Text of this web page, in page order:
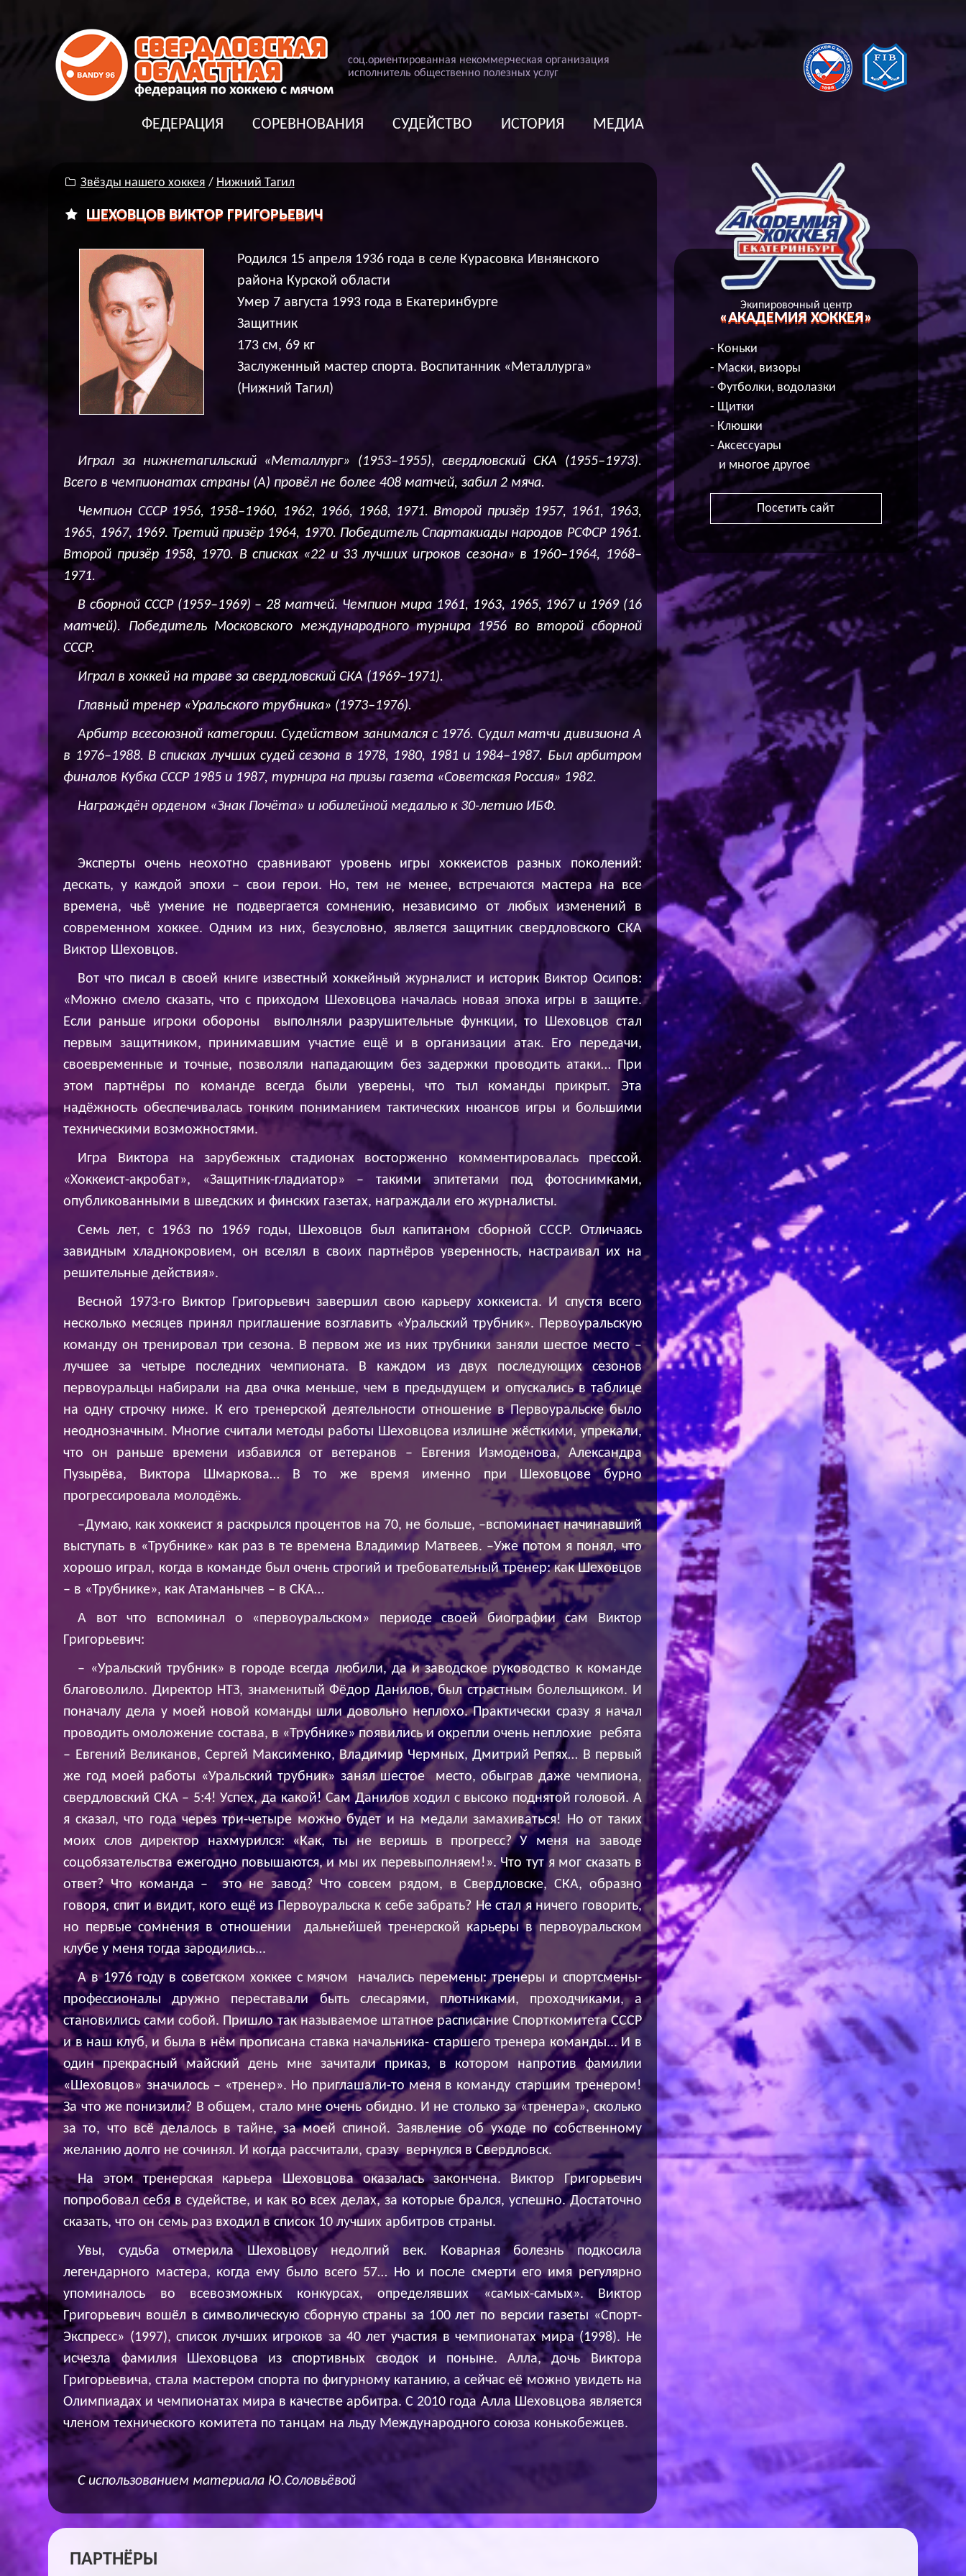
соц.ориентированная некоммерческая организация
исполнитель общественно полезных услуг
ФЕДЕРАЦИЯ СОРЕВНОВАНИЯ СУДЕЙСТВО ИСТОРИЯ МЕДИА
Звёзды нашего хоккея / Нижний Тагил
ШЕХОВЦОВ ВИКТОР ГРИГОРЬЕВИЧ
Родился 15 апреля 1936 года в селе Курасовка Ивнянского
района Курской области
Умер 7 августа 1993 года в Екатеринбурге
Защитник
173 см, 69 кг
Заслуженный мастер спорта. Воспитанник «Металлурга»
(Нижний Тагил)
Играл за нижнетагильский «Металлург» (1953–1955), свердловский СКА (1955–1973).
Всего в чемпионатах страны (А) провёл не более 408 матчей, забил 2 мяча.
Чемпион СССР 1956, 1958–1960, 1962, 1966, 1968, 1971. Второй призёр 1957, 1961, 1963,
1965, 1967, 1969. Третий призёр 1964, 1970. Победитель Спартакиады народов РСФСР 1961.
Второй призёр 1958, 1970. В списках «22 и 33 лучших игроков сезона» в 1960–1964, 1968–
1971.
В сборной СССР (1959–1969) – 28 матчей. Чемпион мира 1961, 1963, 1965, 1967 и 1969 (16
матчей). Победитель Московского международного турнира 1956 во второй сборной
СССР.
Играл в хоккей на траве за свердловский СКА (1969–1971).
Главный тренер «Уральского трубника» (1973–1976).
Арбитр всесоюзной категории. Судейством занимался с 1976. Судил матчи дивизиона А
в 1976–1988. В списках лучших судей сезона в 1978, 1980, 1981 и 1984–1987. Был арбитром
финалов Кубка СССР 1985 и 1987, турнира на призы газета «Советская Россия» 1982.
Награждён орденом «Знак Почёта» и юбилейной медалью к 30-летию ИБФ.
Эксперты очень неохотно сравнивают уровень игры хоккеистов разных поколений:
дескать, у каждой эпохи – свои герои. Но, тем не менее, встречаются мастера на все
времена, чьё умение не подвергается сомнению, независимо от любых изменений в
современном хоккее. Одним из них, безусловно, является защитник свердловского СКА
Виктор Шеховцов.
Вот что писал в своей книге известный хоккейный журналист и историк Виктор Осипов:
«Можно смело сказать, что с приходом Шеховцова началась новая эпоха игры в защите.
Если раньше игроки обороны выполняли разрушительные функции, то Шеховцов стал
первым защитником, принимавшим участие ещё и в организации атак. Его передачи,
своевременные и точные, позволяли нападающим без задержки проводить атаки… При
этом партнёры по команде всегда были уверены, что тыл команды прикрыт. Эта
надёжность обеспечивалась тонким пониманием тактических нюансов игры и большими
техническими возможностями.
Игра Виктора на зарубежных стадионах восторженно комментировалась прессой.
«Хоккеист-акробат», «Защитник-гладиатор» – такими эпитетами под фотоснимками,
опубликованными в шведских и финских газетах, награждали его журналисты.
Семь лет, с 1963 по 1969 годы, Шеховцов был капитаном сборной СССР. Отличаясь
завидным хладнокровием, он вселял в своих партнёров уверенность, настраивал их на
решительные действия».
Весной 1973-го Виктор Григорьевич завершил свою карьеру хоккеиста. И спустя всего
несколько месяцев принял приглашение возглавить «Уральский трубник». Первоуральскую
команду он тренировал три сезона. В первом же из них трубники заняли шестое место –
лучшее за четыре последних чемпионата. В каждом из двух последующих сезонов
первоуральцы набирали на два очка меньше, чем в предыдущем и опускались в таблице
на одну строчку ниже. К его тренерской деятельности отношение в Первоуральске было
неоднозначным. Многие считали методы работы Шеховцова излишне жёсткими, упрекали,
что он раньше времени избавился от ветеранов – Евгения Измоденова, Александра
Пузырёва, Виктора Шмаркова… В то же время именно при Шеховцове бурно
прогрессировала молодёжь.
–Думаю, как хоккеист я раскрылся процентов на 70, не больше, –вспоминает начинавший
выступать в «Трубнике» как раз в те времена Владимир Матвеев. –Уже потом я понял, что
хорошо играл, когда в команде был очень строгий и требовательный тренер: как Шеховцов
– в «Трубнике», как Атаманычев – в СКА…
А вот что вспоминал о «первоуральском» периоде своей биографии сам Виктор
Григорьевич:
– «Уральский трубник» в городе всегда любили, да и заводское руководство к команде
благоволило. Директор НТЗ, знаменитый Фёдор Данилов, был страстным болельщиком. И
поначалу дела у моей новой команды шли довольно неплохо. Практически сразу я начал
проводить омоложение состава, в «Трубнике» появились и окрепли очень неплохие ребята
– Евгений Великанов, Сергей Максименко, Владимир Чермных, Дмитрий Репях… В первый
же год моей работы «Уральский трубник» занял шестое место, обыграв даже чемпиона,
свердловский СКА – 5:4! Успех, да какой! Сам Данилов ходил с высоко поднятой головой. А
я сказал, что года через три-четыре можно будет и на медали замахиваться! Но от таких
моих слов директор нахмурился: «Как, ты не веришь в прогресс? У меня на заводе
соцобязательства ежегодно повышаются, и мы их перевыполняем!». Что тут я мог сказать в
ответ? Что команда – это не завод? Что совсем рядом, в Свердловске, СКА, образно
говоря, спит и видит, кого ещё из Первоуральска к себе забрать? Не стал я ничего говорить,
но первые сомнения в отношении дальнейшей тренерской карьеры в первоуральском
клубе у меня тогда зародились...
А в 1976 году в советском хоккее с мячом начались перемены: тренеры и спортсмены-
профессионалы дружно переставали быть слесарями, плотниками, проходчиками, а
становились сами собой. Пришло так называемое штатное расписание Спорткомитета СССР
и в наш клуб, и была в нём прописана ставка начальника- старшего тренера команды... И в
один прекрасный майский день мне зачитали приказ, в котором напротив фамилии
«Шеховцов» значилось – «тренер». Но приглашали-то меня в команду старшим тренером!
За что же понизили? В общем, стало мне очень обидно. И не столько за «тренера», сколько
за то, что всё делалось в тайне, за моей спиной. Заявление об уходе по собственному
желанию долго не сочинял. И когда рассчитали, сразу вернулся в Свердловск.
На этом тренерская карьера Шеховцова оказалась закончена. Виктор Григорьевич
попробовал себя в судействе, и как во всех делах, за которые брался, успешно. Достаточно
сказать, что он семь раз входил в список 10 лучших арбитров страны.
Увы, судьба отмерила Шеховцову недолгий век. Коварная болезнь подкосила
легендарного мастера, когда ему было всего 57… Но и после смерти его имя регулярно
упоминалось во всевозможных конкурсах, определявших «самых-самых». Виктор
Григорьевич вошёл в символическую сборную страны за 100 лет по версии газеты «Спорт-
Экспресс» (1997), список лучших игроков за 40 лет участия в чемпионатах мира (1998). Не
исчезла фамилия Шеховцова из спортивных сводок и поныне. Алла, дочь Виктора
Григорьевича, стала мастером спорта по фигурному катанию, а сейчас её можно увидеть на
Олимпиадах и чемпионатах мира в качестве арбитра. С 2010 года Алла Шеховцова является
членом технического комитета по танцам на льду Международного союза конькобежцев.
С использованием материала Ю.Соловьёвой
Экипировочный центр
«АКАДЕМИЯ ХОККЕЯ»
- Коньки
- Маски, визоры
- Футболки, водолазки
- Щитки
- Клюшки
- Аксессуары
и многое другое
Посетить сайт
ПАРТНЁРЫ